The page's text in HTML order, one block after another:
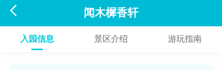
 闻木樨香轩
入园信息 景区介绍 游玩指南